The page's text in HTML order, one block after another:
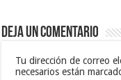
Deja un comentario
Tu dirección de correo
necesarios están